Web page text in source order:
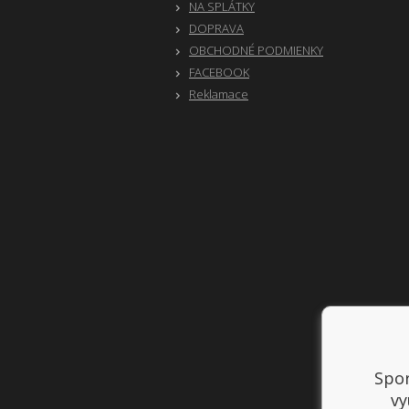
NA SPLÁTKY
DOPRAVA
OBCHODNÉ PODMIENKY
FACEBOOK
Reklamace